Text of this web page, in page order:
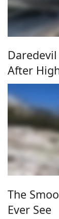
After
The
Ever See